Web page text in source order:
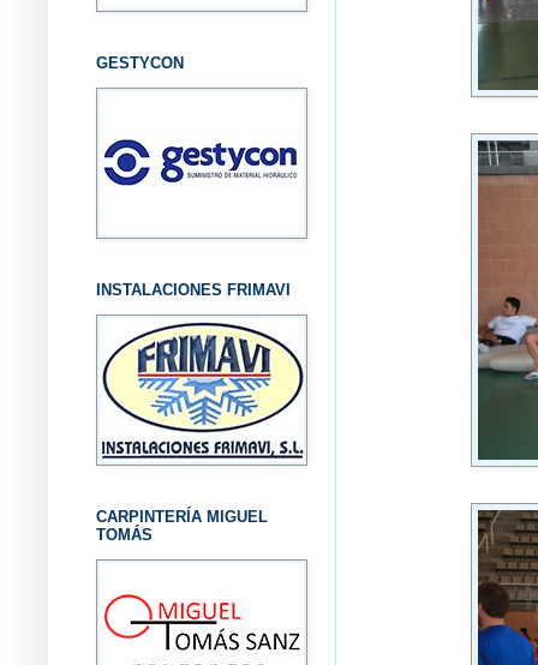
GESTYCON
INSTALACIONES FRIMAVI
CARPINTERÍA MIGUEL
TOMÁS